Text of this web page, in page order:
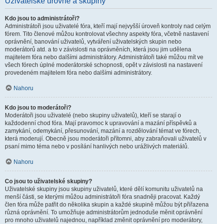
Kdo jsou to administrátoři?
Administrátoři jsou uživatelé fóra, kteří mají nejvyšší úroveň kontroly nad celým
fórem. Tito členové můžou kontrolovat všechny aspekty fóra, včetně nastavení
oprávnění, banování uživatelů, vytváření uživatelských skupin nebo
moderátorů atd. a to v závislosti na oprávněních, která jsou jim udělena
majitelem fóra nebo dalšími administrátory. Administrátoři také můžou mít ve
všech fórech úplné moderátorské schopnosti, opět v závislosti na nastavení
provedeném majitelem fóra nebo dalšími administrátory.
Nahoru
Kdo jsou to moderátoři?
Moderátoři jsou uživatelé (nebo skupiny uživatelů), kteří se starají o
každodenní chod fóra. Mají pravomoc k upravování a mazání příspěvků a
zamykání, odemykání, přesunování, mazání a rozdělování témat ve fórech,
která moderují. Obecně jsou moderátoři přítomni, aby zabraňovali uživatelů v
psaní mimo téma nebo v posílání hanlivých nebo urážlivých materiálů.
Nahoru
Co jsou to uživatelské skupiny?
Uživatelské skupiny jsou skupiny uživatelů, které dělí komunitu uživatelů na
menší části, se kterými můžou administrátoři fóra snadněji pracovat. Každý
člen fóra může patřit do několika skupin a každé skupině můžou být přiřazena
různá oprávnění. To umožňuje administrátorům jednoduše měnit oprávnění
pro mnoho uživatelů najednou, například změnit oprávnění pro moderátory,